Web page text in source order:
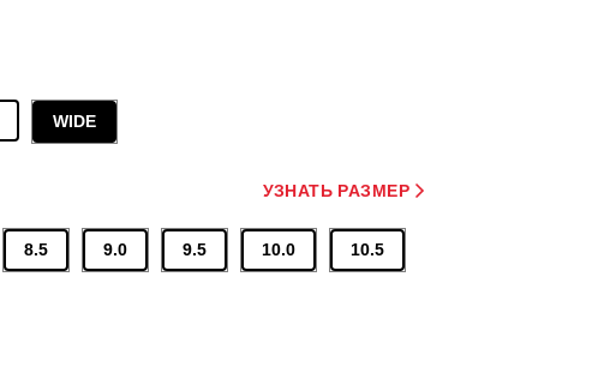
WIDE
УЗНАТЬ РАЗМЕР
8.5 9.0 9.5 10.0 10.5